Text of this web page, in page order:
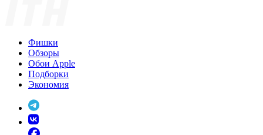
Фишки
Обзоры
Обои Apple
Подборки
Экономия